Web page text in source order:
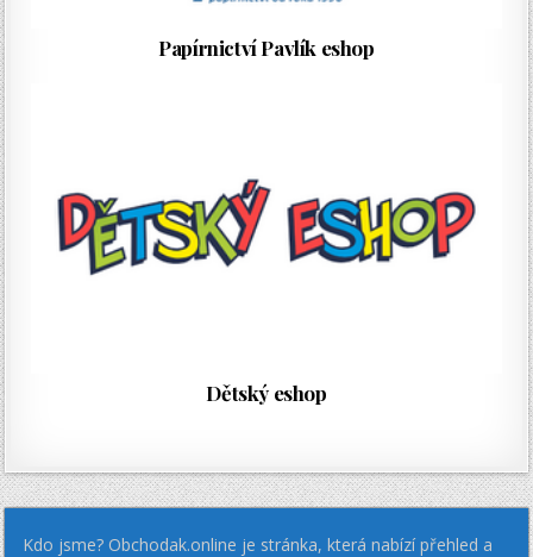
Papírnictví Pavlík eshop
Dětský eshop
Kdo jsme? Obchodak.online je stránka, která nabízí přehled a